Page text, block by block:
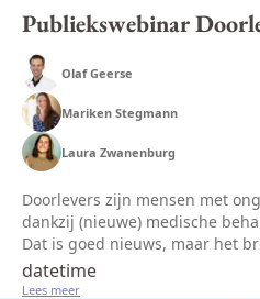
Publiekswebinar
Olaf Geerse
Mariken Stegmann
Laura Zwanenburg
Doorlevers zijn mensen met
dankzij (nieuwe) medische
Dat is goed nieuws, maar het
met zich mee: we weten vaak
behandelingen effectief...
datetime
Lees meer